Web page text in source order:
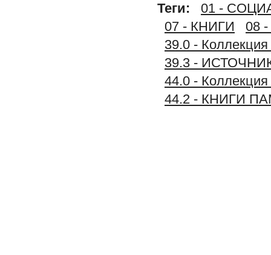
Теги:
01 -
07 - КНИГИ
08
39.0 -
39.3 -
44.0 -
44.2 - КНИГИ